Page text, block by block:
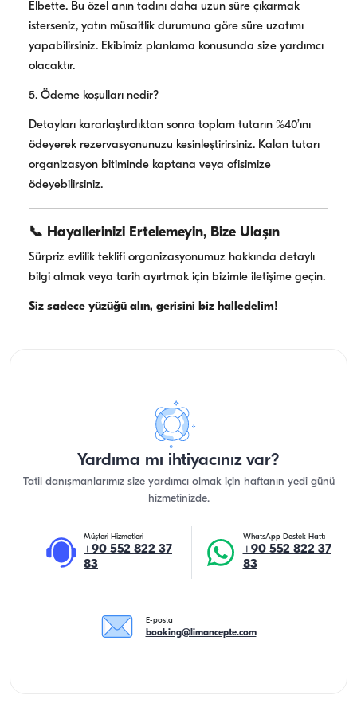
Elbette. Bu özel anın tadını daha uzun süre çıkarmak
isterseniz, yatın müsaitlik durumuna göre süre uzatımı
yapabilirsiniz. Ekibimiz planlama konusunda size yardımcı
olacaktır.
5. Ödeme koşulları nedir?
Detayları kararlaştırdıktan sonra toplam tutarın %40’ını
ödeyerek rezervasyonunuzu kesinleştirirsiniz. Kalan tutarı
organizasyon bitiminde kaptana veya ofisimize
ödeyebilirsiniz.
📞 Hayallerinizi Ertelemeyin, Bize Ulaşın
Sürpriz evlilik teklifi organizasyonumuz hakkında detaylı
bilgi almak veya tarih ayırtmak için bizimle iletişime geçin.
Siz sadece yüzüğü alın, gerisini biz halledelim!
Yardıma mı ihtiyacınız var?
Tatil danışmanlarımız size yardımcı olmak için haftanın yedi günü
hizmetinizde.
Müşteri Hizmetleri
+90 552 822 37
83
WhatsApp Destek Hattı
+90 552 822 37
83
E-posta
booking@limancepte.com